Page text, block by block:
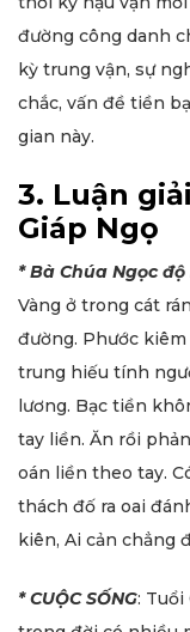
đường công danh
kỳ trung vận, sự
chắc, vấn đề tiền
gian này.
3. Luận
Giáp Ngọ
* Bà Chúa Ngọc
Vàng ở trong cát
đường. Phước
trung hiếu tính
lương. Bạc tiền
tay liền. Ăn rồi
oán liền theo tay.
thách đố ra oai
kiên, Ai cản chẳng
* CUỘC SỐNG: Tuổi